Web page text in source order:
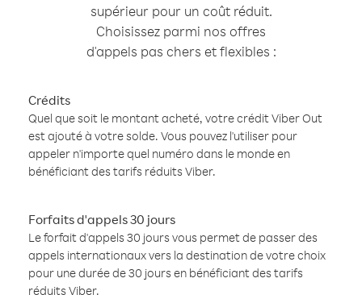
supérieur pour un coût réduit.
Choisissez parmi nos offres
d'appels pas chers et flexibles :
Crédits
Quel que soit le montant acheté, votre crédit Viber Out
est ajouté à votre solde. Vous pouvez l'utiliser pour
appeler n'importe quel numéro dans le monde en
bénéficiant des tarifs réduits Viber.
Forfaits d'appels 30 jours
Le forfait d'appels 30 jours vous permet de passer des
appels internationaux vers la destination de votre choix
pour une durée de 30 jours en bénéficiant des tarifs
réduits Viber.